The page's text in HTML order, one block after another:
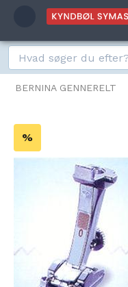
BERNINA GENNERELT
%